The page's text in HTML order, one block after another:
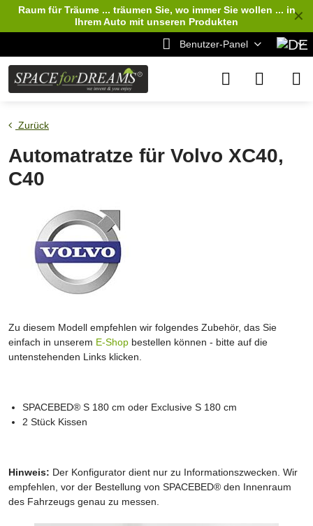
✕
Raum für Träume ... träumen Sie, wo immer Sie wollen ... in
Ihrem Auto mit unseren Produkten
Benutzer-Panel
Zurück
Automatratze für Volvo XC40,
C40
Zu diesem Modell empfehlen wir folgendes Zubehör, das Sie
einfach in unserem E-Shop bestellen können - bitte auf die
untenstehenden Links klicken.
SPACEBED® S 180 cm oder Exclusive S 180 cm
2 Stück Kissen
Hinweis: Der Konfigurator dient nur zu Informationszwecken. Wir
empfehlen, vor der Bestellung von SPACEBED® den Innenraum
des Fahrzeugs genau zu messen.